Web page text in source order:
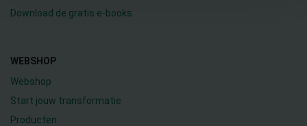
Download de gratis e-books
WEBSHOP
Webshop
Start jouw transformatie
Producten